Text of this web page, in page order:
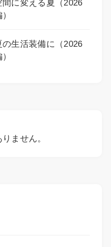
に変える夏（2026
生活装備に（2026
ません。